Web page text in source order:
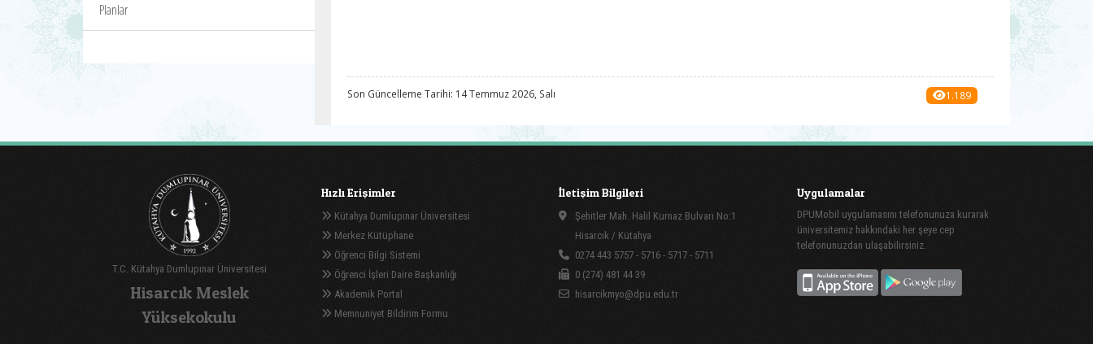
Planlar
Son Güncelleme Tarihi: 14 Temmuz 2026, Salı 1.189
T.C. Kütahya Dumlupınar Üniversitesi
Hisarcık Meslek
Yüksekokulu
Hızlı Erişimler
Kütahya Dumlupınar Üniversitesi
Merkez Kütüphane
Öğrenci Bilgi Sistemi
Öğrenci İşleri Daire Başkanlığı
Akademik Portal
Memnuniyet Bildirim Formu
İletişim Bilgileri
Şehitler Mah. Halil Kurnaz Bulvarı No:1
Hisarcık / Kütahya
0274 443 5757 - 5716 - 5717 - 5711
0 (274) 481 44 39
hisarcikmyo@dpu.edu.tr
Uygulamalar
DPUMobil uygulamasını telefonunuza kurarak
üniversitemiz hakkındaki her şeye cep
telefonunuzdan ulaşabilirsiniz.